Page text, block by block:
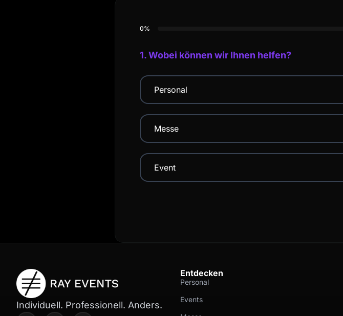
0%
1. Wobei können wir Ihnen helfen?
Personal
Messe
Event
Individuell. Professionell. Anders.
Entdecken
Personal
Events